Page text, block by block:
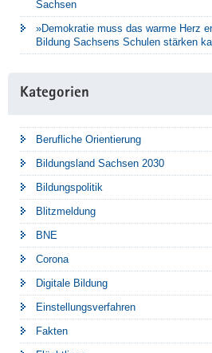
Sachsen
»Demokratie muss das warme Herz
Bildung Sachsens Schulen stärken
Kategorien
Berufliche Orientierung
Bildungsland Sachsen 2030
Bildungspolitik
Blitzmeldung
BNE
Corona
Digitale Bildung
Einstellungsverfahren
Fakten